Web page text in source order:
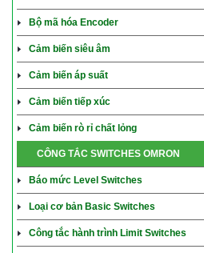
Bộ mã hóa Encoder
Cảm biến siêu âm
Cảm biến áp suất
Cảm biến tiếp xúc
Cảm biến rò rỉ chất lỏng
CÔNG TẮC SWITCHES OMRON
Báo mức Level Switches
Loại cơ bản Basic Switches
Công tắc hành trình Limit Switches